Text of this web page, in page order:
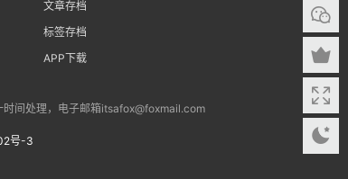
文章存档
标签存档
APP下载
间处理，电子邮箱itsafox@foxmail.com
号-3